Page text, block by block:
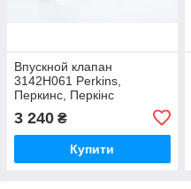
Впускной клапан
3142H061 Perkins,
Перкинс, Перкінс
3 240 ₴
Купити